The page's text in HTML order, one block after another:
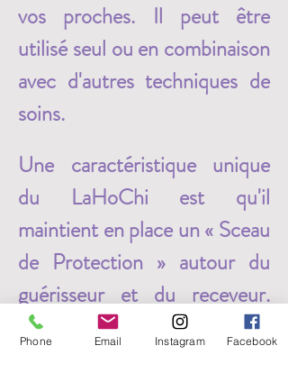
vos proches. Il peut être
utilisé seul ou en combinaison
avec d'autres techniques de
soins.
Une caractéristique unique
du LaHoChi est qu'il
maintient en place un « Sceau
de Protection » autour du
guérisseur et du receveur.
Cette protection s’oppose
Phone Email Instagram Facebook